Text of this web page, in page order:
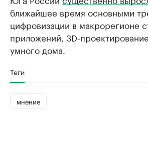
ближайшее время основными
цифровизации в макрорегионе
приложений, 3D-
умного дома.
Теги
мнение